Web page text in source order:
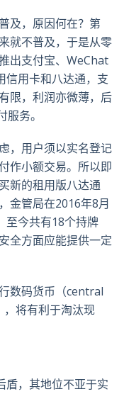
及，原因何在？第
就不普及，于是从零
出支付宝、WeChat
信用卡和八达通，支
限，利润亦微薄，后
务。
，用户须以实名登记
作小额交易。所以即
新的租用版八达通
金管局在2016年8月
至今共有18个持牌
全方面应能提供一定
数码货币（central
将有利于淘汰现
盾，其地位不亚于实